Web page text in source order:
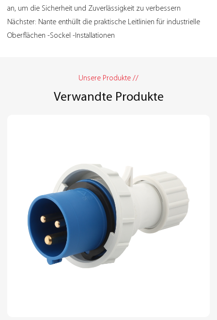
an, um die Sicherheit und Zuverlässigkeit zu verbessern
Nächster: Nante enthüllt die praktische Leitlinien für industrielle
Oberflächen -Sockel -Installationen
Unsere Produkte //
Verwandte Produkte